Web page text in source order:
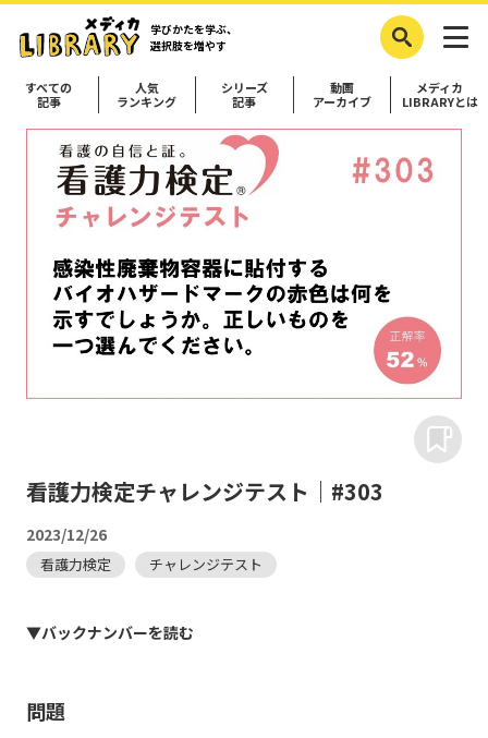
学びかたを学ぶ、
選択肢を増やす
すべての
記事
人気
ランキング
シリーズ
記事
動画
アーカイブ
メディカ
LIBRARYとは
看護力検定チャレンジテスト｜#303
2023/12/26
看護力検定 チャレンジテスト
▼バックナンバーを読む
問題